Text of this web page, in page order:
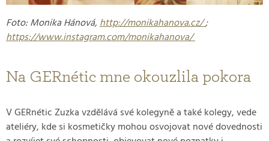
Foto: Monika Hánová,http://monikahanova.cz/;
https://www.instagram.com/monikahanova/
Na GERnétic mne okouzlila pokora
V GERnétic Zuzka vzdělává své kolegyně a také kolegy, vede
ateliéry, kde si kosmetičky mohou osvojovat nové dovednosti